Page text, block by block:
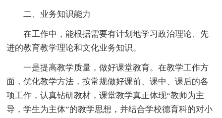
二、业务知识能力
在工作中，能根据需要有计划地学习政治理论、先
进的教育教学理论和文化业务知识。
一是提高教学质量，做好课堂教育。在教学工作方
面，优化教学方法，按常规做好课前、课中、课后的各
项工作，认真钻研教材，课堂教学真正体现“教师为主
导，学生为主体”的教学思想，并结合学校德育科的对小